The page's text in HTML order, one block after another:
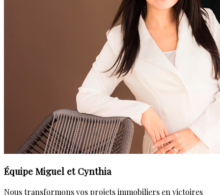
Équipe Miguel et Cynthia
Nous transformons vos projets immobiliers en victoires